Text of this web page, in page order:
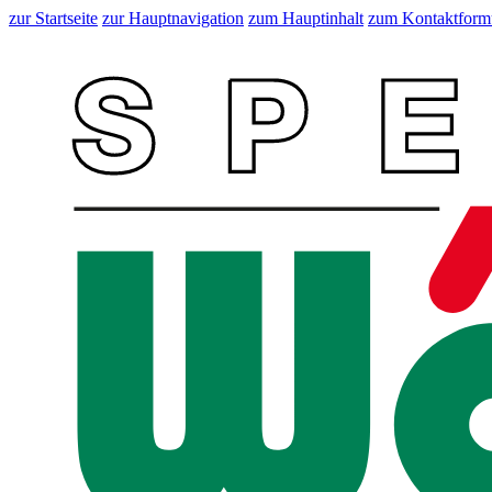
zur Startseite zur Hauptnavigation zum Hauptinhalt zum